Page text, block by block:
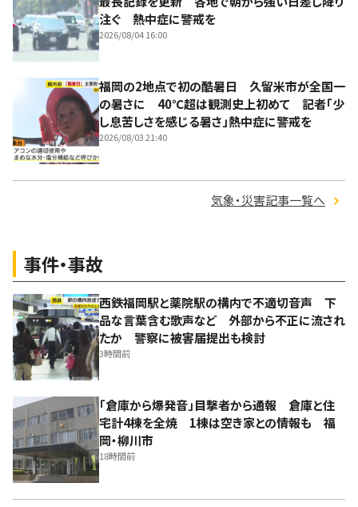
注ぐ 熱中症に警戒を
2026/08/04 16:00
福岡の2地点で初の酷暑日 久留米市が全国一
の暑さに 40℃超は観測史上初めて 記者「少
し息苦しさを感じる暑さ」熱中症に警戒を
2026/08/03 21:40
気象・災害記事一覧へ
事件・事故
西鉄福岡駅と薬院駅の構内で不適切音声 下
品な言葉含む歌声など 外部から不正に流され
たか 警察に被害届提出も検討
3時間前
「倉庫から爆発音」目撃者から通報 倉庫と住
宅計4棟を全焼 1棟は空き家との情報も 福
岡・柳川市
18時間前